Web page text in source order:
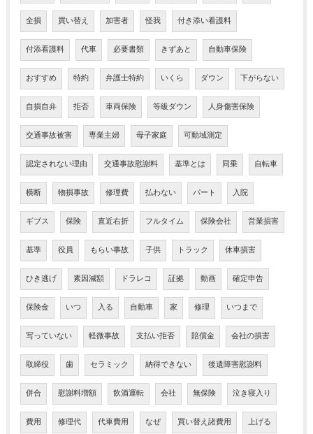
全損 買い替え 加害者 怪我 付き添い看護料
付添看護料 代車 必要書類 きずあと 自動車保険
おすすめ 特約 弁護士特約 いくら ダウン 下がらない
自損自弁 拒否 車両保険 等級ダウン 人身傷害保険
交通事故被害 専業主婦 母子家庭 可動域測定
認定されない理由 交通事故慰謝料 基準とは 同乗 自転車
横断 物損事故 修理費 払わない パート 入院
ギブス 保険 直近右折 フルタイム 保険会社 営業損害
基準 役員 もらい事故 子供 トラック 休車損害
ひき逃げ 素因減額 ドラレコ 証拠 動画 確定申告
保険金 いつ 入る 自動車 家 修理 いつまで
写っていない 軽微事故 支払い拒否 賠償金 会社の損害
取締役 歯 セラミック 納得できない 後遺障害慰謝料
併合 慰謝料増額 飲酒運転 会社 無保険 泣き寝入り
費用 修理代 代車費用 なぜ 買い替え諸費用 上げる